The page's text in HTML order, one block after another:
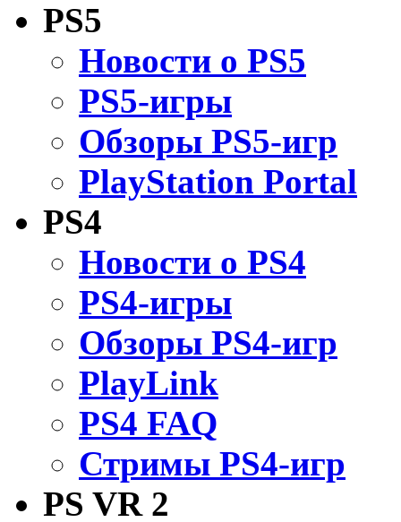
PS5
Новости о PS5
PS5-игры
Обзоры PS5-игр
PlayStation Portal
PS4
Новости о PS4
PS4-игры
Обзоры PS4-игр
PlayLink
PS4 FAQ
Стримы PS4-игр
PS VR 2